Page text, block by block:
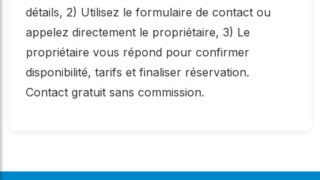
détails, 2) Utilisez le formulaire de contact ou
appelez directement le propriétaire, 3) Le
propriétaire vous répond pour confirmer
disponibilité, tarifs et finaliser réservation.
Contact gratuit sans commission.